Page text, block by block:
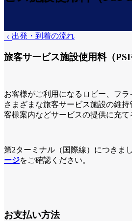
出発・到着の流れ
旅客サービス施設使用料（
お客様がご利用になるロビー、フ
さまざまな旅客サービス施設の維
客様案内などサービスの提供に充て
第2ターミナル（国際線）につきま
ージをご確認ください。
お支払い方法